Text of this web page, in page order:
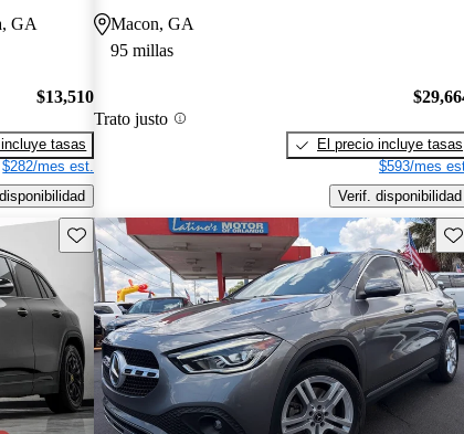
GA
$13,510
tasas
$282/mes est.
Macon, GA
95 millas
Trato justo
El precio incluye tasas
$593/mes
Verif. disponibilidad
Guarda este Aviso